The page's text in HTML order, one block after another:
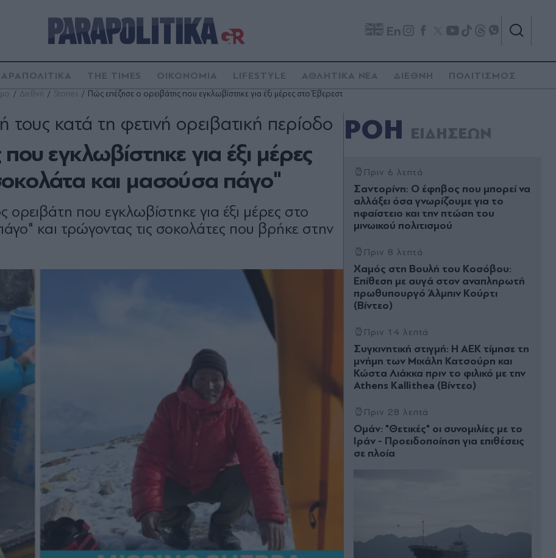
En
THE TIMES ΟΙΚΟΝΟΜΙΑ LIFESTYLE ΑΘΛΗΤΙΚΑ ΝΕΑ ΔΙΕΘΝΗ ΠΟΛΙΤΙΣΜΟΣ
Διεθνή Stories Πώς επέζησε ο ορειβάτης που εγκλωβίστηκε για έξι μέρες στο Έβερεστ
εγκλωβίστηκε για έξι μέρες
και μασούσα πάγο"
κατά τη φετινή ορειβατική περίοδο
που εγκλωβίστηκε για έξι μέρες στο
και τρώγοντας τις σοκολάτες που βρήκε στην
ΡΟΗ ΕΙΔΗΣΕΩΝ
Πριν 6 λεπτά
Σαντορίνη: Ο έφηβος που μπορεί να
αλλάξει όσα γνωρίζουμε για το
ηφαίστειο και την πτώση του
μινωικού πολιτισμού
Πριν 8 λεπτά
Χαμός στη Βουλή του Κοσόβου:
Επίθεση με αυγά στον αναπληρωτή
πρωθυπουργό Άλμπιν Κούρτι
(Βίντεο)
Πριν 14 λεπτά
Συγκινητική στιγμή: Η ΑΕΚ τίμησε τη
μνήμη των Μιχάλη Κατσούρη και
Κώστα Λιάκκα πριν το φιλικό με την
Athens Kallithea (Βίντεο)
Πριν 28 λεπτά
Ομάν: "Θετικές" οι συνομιλίες με το
Ιράν - Προειδοποίηση για επιθέσεις
σε πλοία